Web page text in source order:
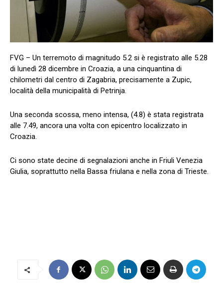
FVG – Un terremoto di magnitudo 5.2 si è registrato alle 5.28
di lunedì 28 dicembre in Croazia, a una cinquantina di
chilometri dal centro di Zagabria, precisamente a Zupic,
località della municipalità di Petrinja.
Una seconda scossa, meno intensa, (4.8) è stata registrata
alle 7.49, ancora una volta con epicentro localizzato in
Croazia.
Ci sono state decine di segnalazioni anche in Friuli Venezia
Giulia, soprattutto nella Bassa friulana e nella zona di Trieste.